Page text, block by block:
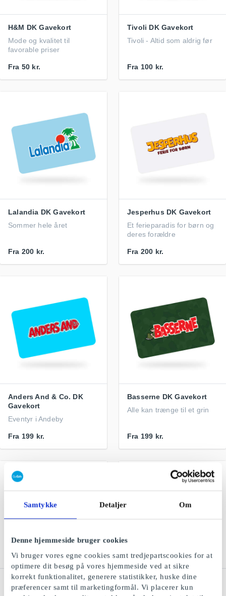
Samtykke Detaljer Om
Denne hjemmeside bruger cookies
Vi bruger vores egne cookies samt tredjepartscookies for at
optimere dit besøg på vores hjemmeside ved at sikre
korrekt funktionalitet, generere statistikker, huske dine
præferencer samt til marketingformål. Vi placerer kun
H&M DK Gavekort
Mode og kvalitet til
favorable priser
Fra 50 kr.
Tivoli DK Gavekort
Tivoli - Altid som aldrig før
Fra 100 kr.
Lalandia DK Gavekort
Sommer hele året
Fra 200 kr.
Jesperhus DK Gavekort
Et ferieparadis for børn og
deres forældre
Fra 200 kr.
Anders And & Co. DK
Gavekort
Eventyr i Andeby
Fra 199 kr.
Basserne DK Gavekort
Alle kan trænge til et grin
Fra 199 kr.
Kids-world DK Gavekort
NAME IT DK Gavekort